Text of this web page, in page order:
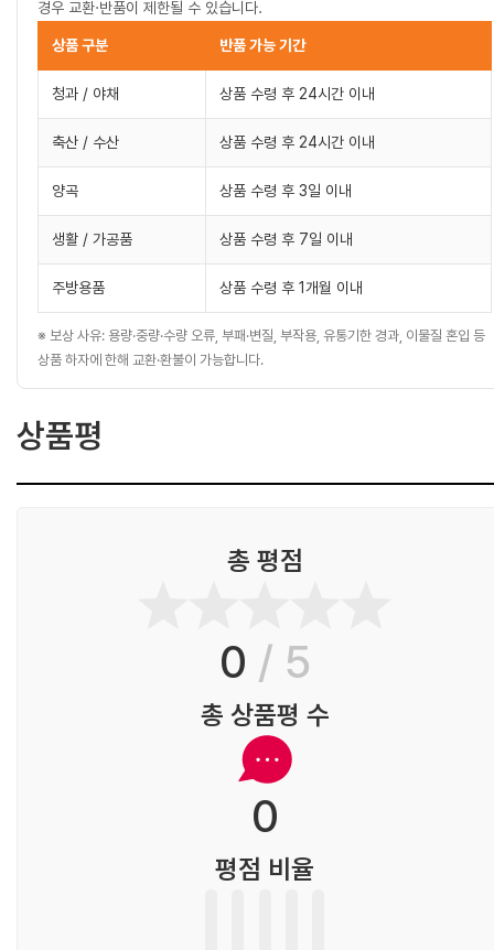
경우 교환·반품이 제한될 수 있습니다.
상품 구분 반품 가능 기간
청과 / 야채 상품 수령 후 24시간 이내
축산 / 수산 상품 수령 후 24시간 이내
양곡 상품 수령 후 3일 이내
생활 / 가공품 상품 수령 후 7일 이내
주방용품 상품 수령 후 1개월 이내
※ 보상 사유: 용량·중량·수량 오류, 부패·변질, 부작용, 유통기한 경과, 이물질 혼입 등
상품 하자에 한해 교환·환불이 가능합니다.
상품평
총 평점
0 / 5
총 상품평 수
0
평점 비율